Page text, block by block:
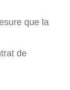
que la
de